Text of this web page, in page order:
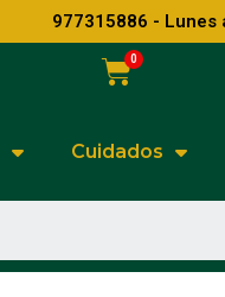
977315886 - Lunes
Cuidados